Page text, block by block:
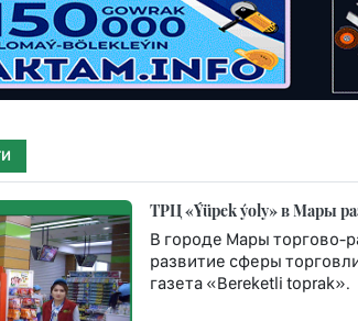
ТРЦ «Ýüpek ýoly» в Мары
В городе Мары торгово-
развитие сферы
газета «Bereketli toprak».